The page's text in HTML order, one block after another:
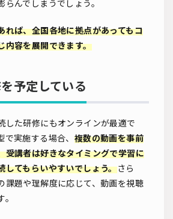
んでしまうでしょう。
れば、全国各地に拠点があってもコ
内容を展開できます。
予定している
した研修にもオンラインが最適で
実施する場合、 複数の動画を事前
受講者は好きなタイミングで学習に
してもらいやすいでしょう。さら
課題や理解度に応じて、動画を視聴